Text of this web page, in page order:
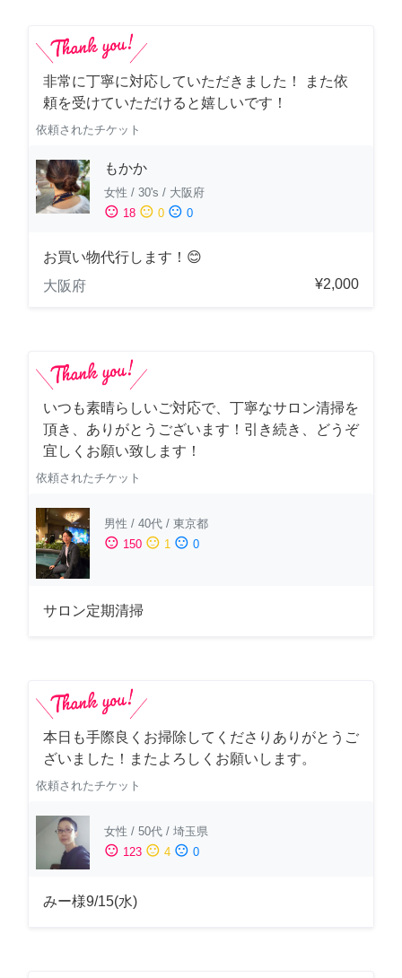
非常に丁寧に対応していただきました！ また依
頼を受けていただけると嬉しいです！
依頼されたチケット
もかか
女性 / 30's / 大阪府
sentiment_satisfied 18 sentiment_neutral 0 sentiment_dissatisfied 0
お買い物代行します！😊
大阪府
¥2,000
いつも素晴らしいご対応で、丁寧なサロン清掃を
頂き、ありがとうございます！引き続き、どうぞ
宜しくお願い致します！
依頼されたチケット
男性 / 40代 / 東京都
sentiment_satisfied 150 sentiment_neutral 1 sentiment_dissatisfied 0
サロン定期清掃
本日も手際良くお掃除してくださりありがとうご
ざいました！またよろしくお願いします。
依頼されたチケット
女性 / 50代 / 埼玉県
sentiment_satisfied 123 sentiment_neutral 4 sentiment_dissatisfied 0
みー様9/15(水)